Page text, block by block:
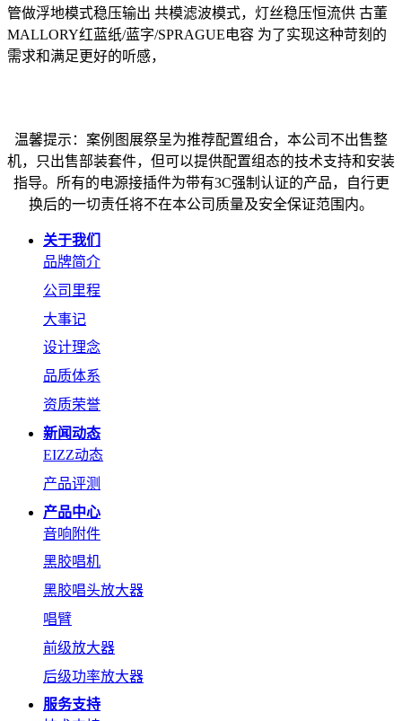
管做浮地模式稳压输出 共模滤波模式，灯丝稳压恒流供 古董
MALLORY红蓝纸/蓝字/SPRAGUE电容 为了实现这种苛刻的
需求和满足更好的听感，
温馨提示：案例图展祭呈为推荐配置组合，本公司不出售整
机，只出售部装套件，但可以提供配置组态的技术支持和安装
指导。所有的电源接插件为带有3C强制认证的产品，自行更
换后的一切责任将不在本公司质量及安全保证范围内。
关于我们
品牌简介
公司里程
大事记
设计理念
品质体系
资质荣誉
新闻动态
EIZZ动态
产品评测
产品中心
音响附件
黑胶唱机
黑胶唱头放大器
唱臂
前级放大器
后级功率放大器
服务支持